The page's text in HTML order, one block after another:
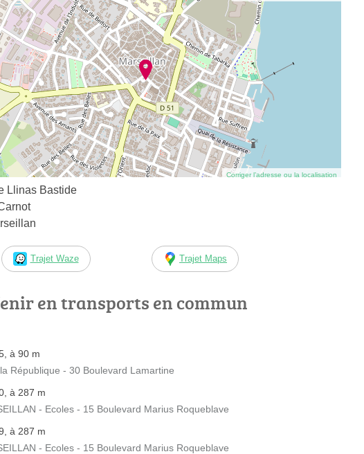
Corriger l’adresse ou la localisation
Llinas Bastide
Trajet Waze Trajet Maps
en transports en commun
à 90 m
République - 30 Boulevard Lamartine
à 287 m
- Ecoles - 15 Boulevard Marius Roqueblave
à 287 m
- Ecoles - 15 Boulevard Marius Roqueblave